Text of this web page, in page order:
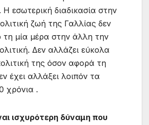
εσωτερική διαδικασία στην
ζωή της Γαλλίας δεν
τη μία μέρα στην άλλη την
Δεν αλλάζει εύκολα
της όσον αφορά τη
έχει αλλάξει λοιπόν τα
χρόνια .
ισχυρότερη δύναμη που